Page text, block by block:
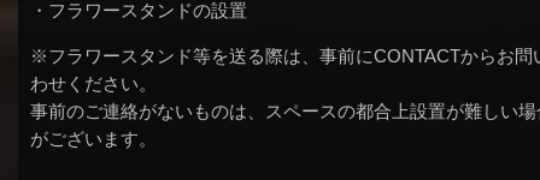
・フラワースタンドの設置
※フラワースタンド等を送る際は、事前にCONTACTからお問
わせください。
事前のご連絡がないものは、スペースの都合上設置が難しい場
がございます。